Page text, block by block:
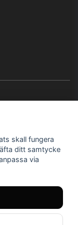
MC
YouTube
skall fungera
ditt samtycke
via